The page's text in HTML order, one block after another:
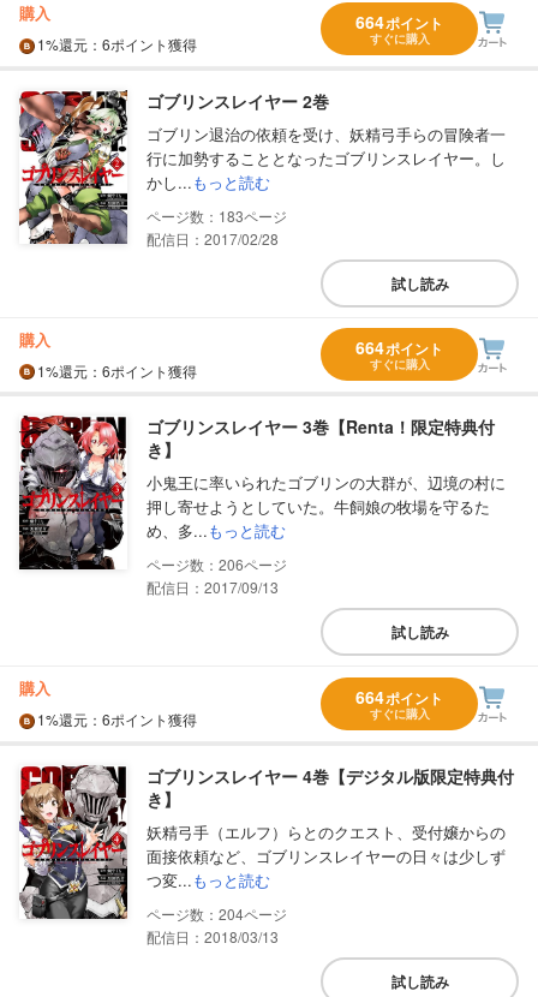
購入
1%還元 ：6ポイント獲得
664ポイント
すぐに購入
ゴブリンスレイヤー 2巻
ゴブリン退治の依頼を受け、妖精弓手らの冒険者一
行に加勢することとなったゴブリンスレイヤー。し
かし...もっと読む
183
配信日：2017/02/28
試し読み
購入
1%還元 ：6ポイント獲得
664ポイント
すぐに購入
ゴブリンスレイヤー 3巻【Renta！限定特典付
き】
小鬼王に率いられたゴブリンの大群が、辺境の村に
押し寄せようとしていた。牛飼娘の牧場を守るた
め、多...もっと読む
206
配信日：2017/09/13
試し読み
購入
1%還元 ：6ポイント獲得
664ポイント
すぐに購入
ゴブリンスレイヤー 4巻【デジタル版限定特典付
き】
妖精弓手（エルフ）らとのクエスト、受付嬢からの
面接依頼など、ゴブリンスレイヤーの日々は少しず
つ変...もっと読む
204
配信日：2018/03/13
試し読み